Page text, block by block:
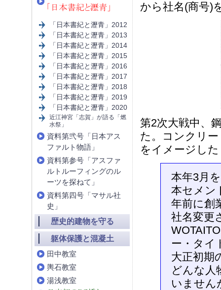
から社名(商号)
第2次大戦中、
た。コンクリ
をイメージし
本年3月
本セメン
年前に創
社名変更
ー・タイ
大正初期
どんな人
いません
「日本書紀と瀝青」2012
「日本書紀と瀝青」2013
「日本書紀と瀝青」2014
「日本書紀と瀝青」2015
「日本書紀と瀝青」2016
「日本書紀と瀝青」2017
「日本書紀と瀝青」2018
「日本書紀と瀝青」2019
「日本書紀と瀝青」2020
近江神宮「志賀」が語る「燃
水祭」
資料第弐号「日本アス
ファルト物語」
資料第参号「アスファ
ルトルーフィングのル
ーツを探ねて」
資料第四号「マサル社
史」
歴史的建物を守る
躯体保護と混凝土
田中教室
輿石教室
湯浅教室